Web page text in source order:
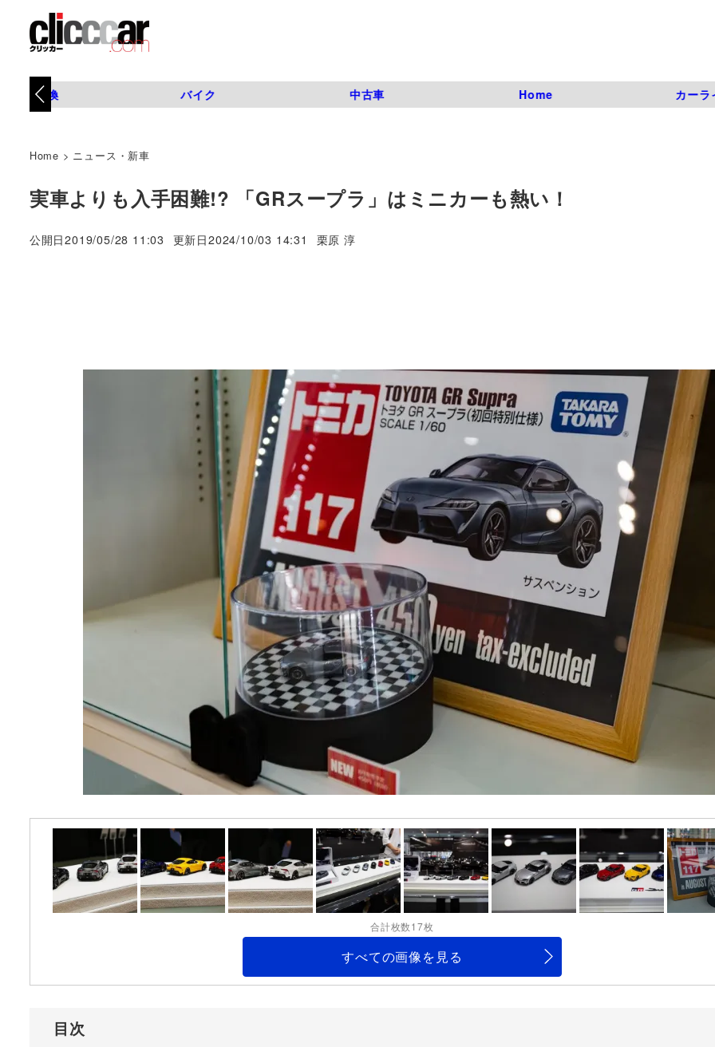
タイヤ交換 バイク 中古車 Home カーラ
Home > ニュース・新車
実車よりも入手困難!? 「GRスープラ」はミニカーも熱い！
公開日2019/05/28 11:03 更新日2024/10/03 14:31
著
栗原 淳
合計枚数17枚
すべての画像を見る
目次